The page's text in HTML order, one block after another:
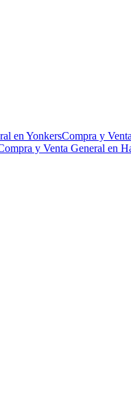
en YonkersCompra y
y Venta General en